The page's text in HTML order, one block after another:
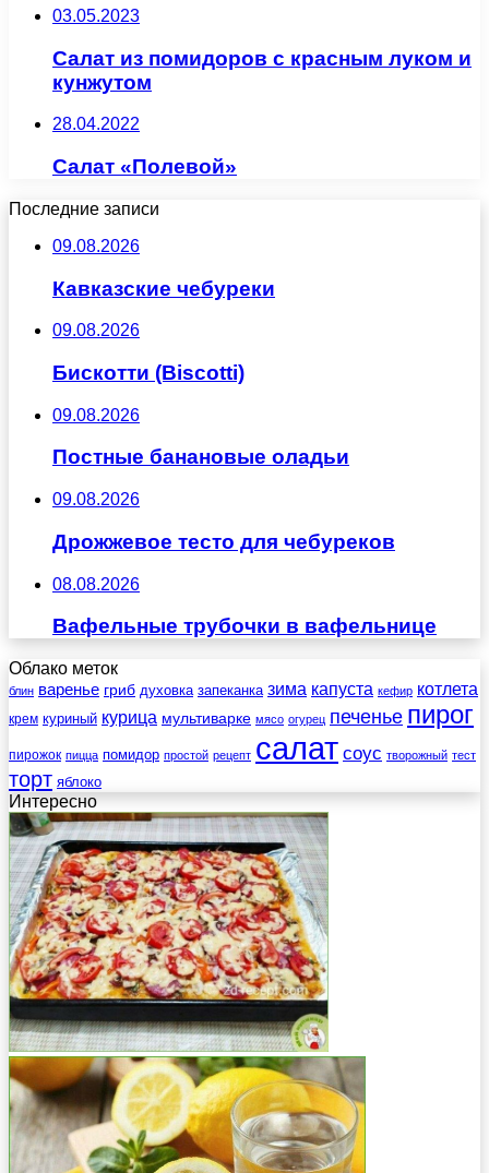
03.05.2023
Салат из помидоров с красным луком и
кунжутом
28.04.2022
Салат «Полевой»
Последние записи
09.08.2026
Кавказские чебуреки
09.08.2026
Бискотти (Biscotti)
09.08.2026
Постные банановые оладьи
09.08.2026
Дрожжевое тесто для чебуреков
08.08.2026
Вафельные трубочки в вафельнице
Облако меток
блин варенье гриб духовка запеканка зима капуста кефир котлета
крем куриный курица мультиварке мясо огурец печенье пирог
пирожок пицца помидор простой рецепт салат соус творожный тест
торт яблоко
Интересно